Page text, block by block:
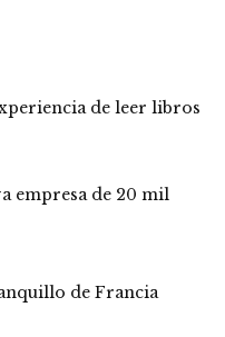
de leer libros
empresa de 20 mil
de Francia